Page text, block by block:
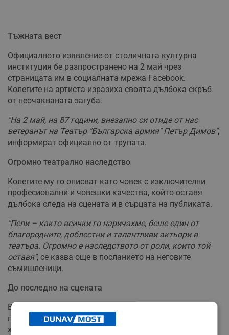
Тъжната вест
Официалното изявление от столичната културна
институция бе разпространено на 2 май чрез
страницата им в социалната мрежа Facebook.
Колегите на артиста изразиха своята дълбока скръб
от неочакваната загуба.
"На 2 май, на 87 години, внезапно си отиде от нас
ветеранът на Театър "Българска армия" Петър Димов",
информират официално от трупата.
Огромно театрално наследство
Колегите му го описват като човек с изключителни
професионални и човешки качества, който оставя
дълбока следа на сцената и в сърцата на публиката.
"Пепи – както всички го наричахме, беше един от
благородните, доблестни и талантливи актьори в
театъра. Огромно е наследството от роли, които той
оставя", се казва още в посланието на неговите
съмишленици.
До последно на сцената
Въпреки напредналата си възраст, Петър Димов е
продължавал да бъде активна част от културния
живот и да подкрепя своите колеги до самия край на